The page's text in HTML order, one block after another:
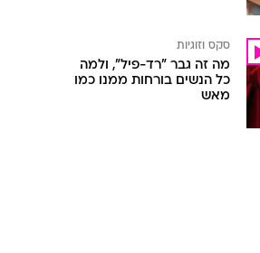
סקס וזוגיות
מה זה גבר "רד-פיל", ולמה
כל הנשים בורחות ממנו כמו
מאש